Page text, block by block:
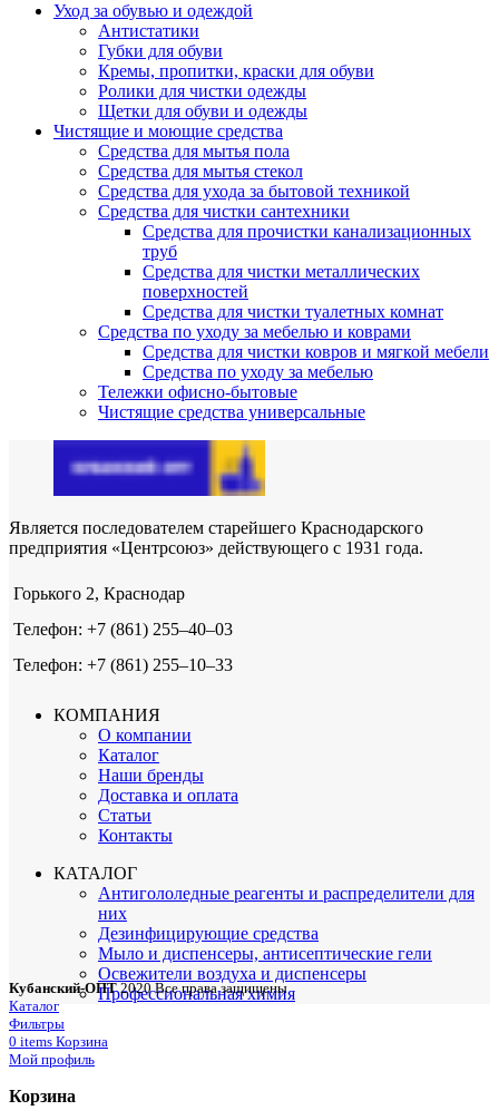
Уход за обувью и одеждой
Антистатики
Губки для обуви
Кремы, пропитки, краски для обуви
Ролики для чистки одежды
Щетки для обуви и одежды
Чистящие и моющие средства
Средства для мытья пола
Средства для мытья стекол
Средства для ухода за бытовой техникой
Средства для чистки сантехники
Средства для прочистки канализационных
труб
Средства для чистки металлических
поверхностей
Средства для чистки туалетных комнат
Средства по уходу за мебелью и коврами
Средства для чистки ковров и мягкой мебели
Средства по уходу за мебелью
Тележки офисно-бытовые
Чистящие средства универсальные
Является последователем старейшего Краснодарского
предприятия «Центрсоюз» действующего с 1931 года.
Горького 2, Краснодар
Телефон: +7 (861) 255‒40‒03
Телефон: +7 (861) 255‒10‒33
КОМПАНИЯ
О компании
Каталог
Наши бренды
Доставка и оплата
Статьи
Контакты
КАТАЛОГ
Антигололедные реагенты и распределители для
них
Дезинфицирующие средства
Мыло и диспенсеры, антисептические гели
Освежители воздуха и диспенсеры
Профессиональная химия
Кубанский-ОПТ 2020 Все права защищены
Каталог
Фильтры
0 items Корзина
Мой профиль
Корзина